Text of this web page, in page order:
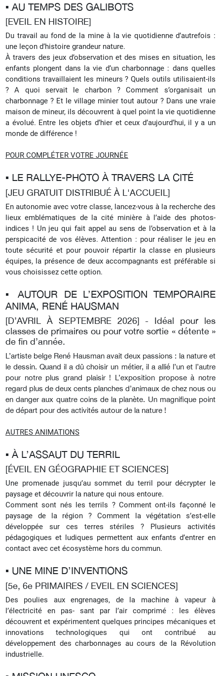
▪︎ AU TEMPS DES GALIBOTS
[EVEIL EN HISTOIRE]
Du travail au fond de la mine à la vie quotidienne d’autrefois :
une leçon d’histoire grandeur nature.
À travers des jeux d’observation et des mises en situation, les
enfants plongent dans la vie d’un charbonnage : dans quelles
conditions travaillaient les mineurs ? Quels outils utilisaient-ils
? A quoi servait le charbon ? Comment s’organisait un
charbonnage ? Et le village minier tout autour ? Dans une vraie
maison de mineur, ils découvrent à quel point la vie quotidienne
a évolué. Entre les objets d’hier et ceux d’aujourd’hui, il y a un
monde de différence !
POUR COMPLÉTER VOTRE JOURNÉE
▪︎ LE RALLYE-PHOTO À TRAVERS LA CITÉ
[JEU GRATUIT DISTRIBUÉ À L'ACCUEIL]
En autonomie avec votre classe, lancez-vous à la recherche des
lieux emblématiques de la cité minière à l’aide des photos-
indices ! Un jeu qui fait appel au sens de l’observation et à la
perspicacité de vos élèves.Attention : pour réaliser le jeu en
toute sécurité et pour pouvoir répartir la classe en plusieurs
équipes, la présence de deux accompagnants est préférable si
vous choisissez cette option.
▪︎ AUTOUR DE L’EXPOSITION TEMPORAIRE
ANIMA, RENÉ HAUSMAN
[D’AVRIL À SEPTEMBRE 2026] -
Idéal pour les
classes de primaires ou pour votre sortie « détente »
de fin d’année.
L’artiste belge René Hausman avait deux passions : la nature et
le dessin. Quand il a dû choisir un métier, il a allié l’un et l’autre
pour notre plus grand plaisir ! L’exposition propose à notre
regard plus de deux cents planches d’animaux de chez nous ou
en danger aux quatre coins de la planète. Un magnifique point
de départ pour des activités autour de la nature !
AUTRES ANIMATIONS
▪︎ À L’ASSAUT DU TERRIL
[ÉVEIL EN GÉOGRAPHIE ET SCIENCES]
Une promenade jusqu’au sommet du terril pour décrypter le
paysage et découvrir la nature qui nous entoure.
Comment sont nés les terrils ? Comment ont-ils façonné le
paysage de la région ? Comment la végétation s’est-elle
développée sur ces terres stériles ? Plusieurs activités
pédagogiques et ludiques permettent aux enfants d’entrer en
contact avec cet écosystème hors du commun.
▪︎ UNE MINE D’INVENTIONS
[5e, 6e PRIMAIRES / EVEIL EN SCIENCES]
Des poulies aux engrenages, de la machine à vapeur à
l’électricité en pas- sant par l’air comprimé : les élèves
découvrent et expérimentent quelques principes mécaniques et
innovations technologiques qui ont contribué au
développement des charbonnages au cours de la Révolution
industrielle.